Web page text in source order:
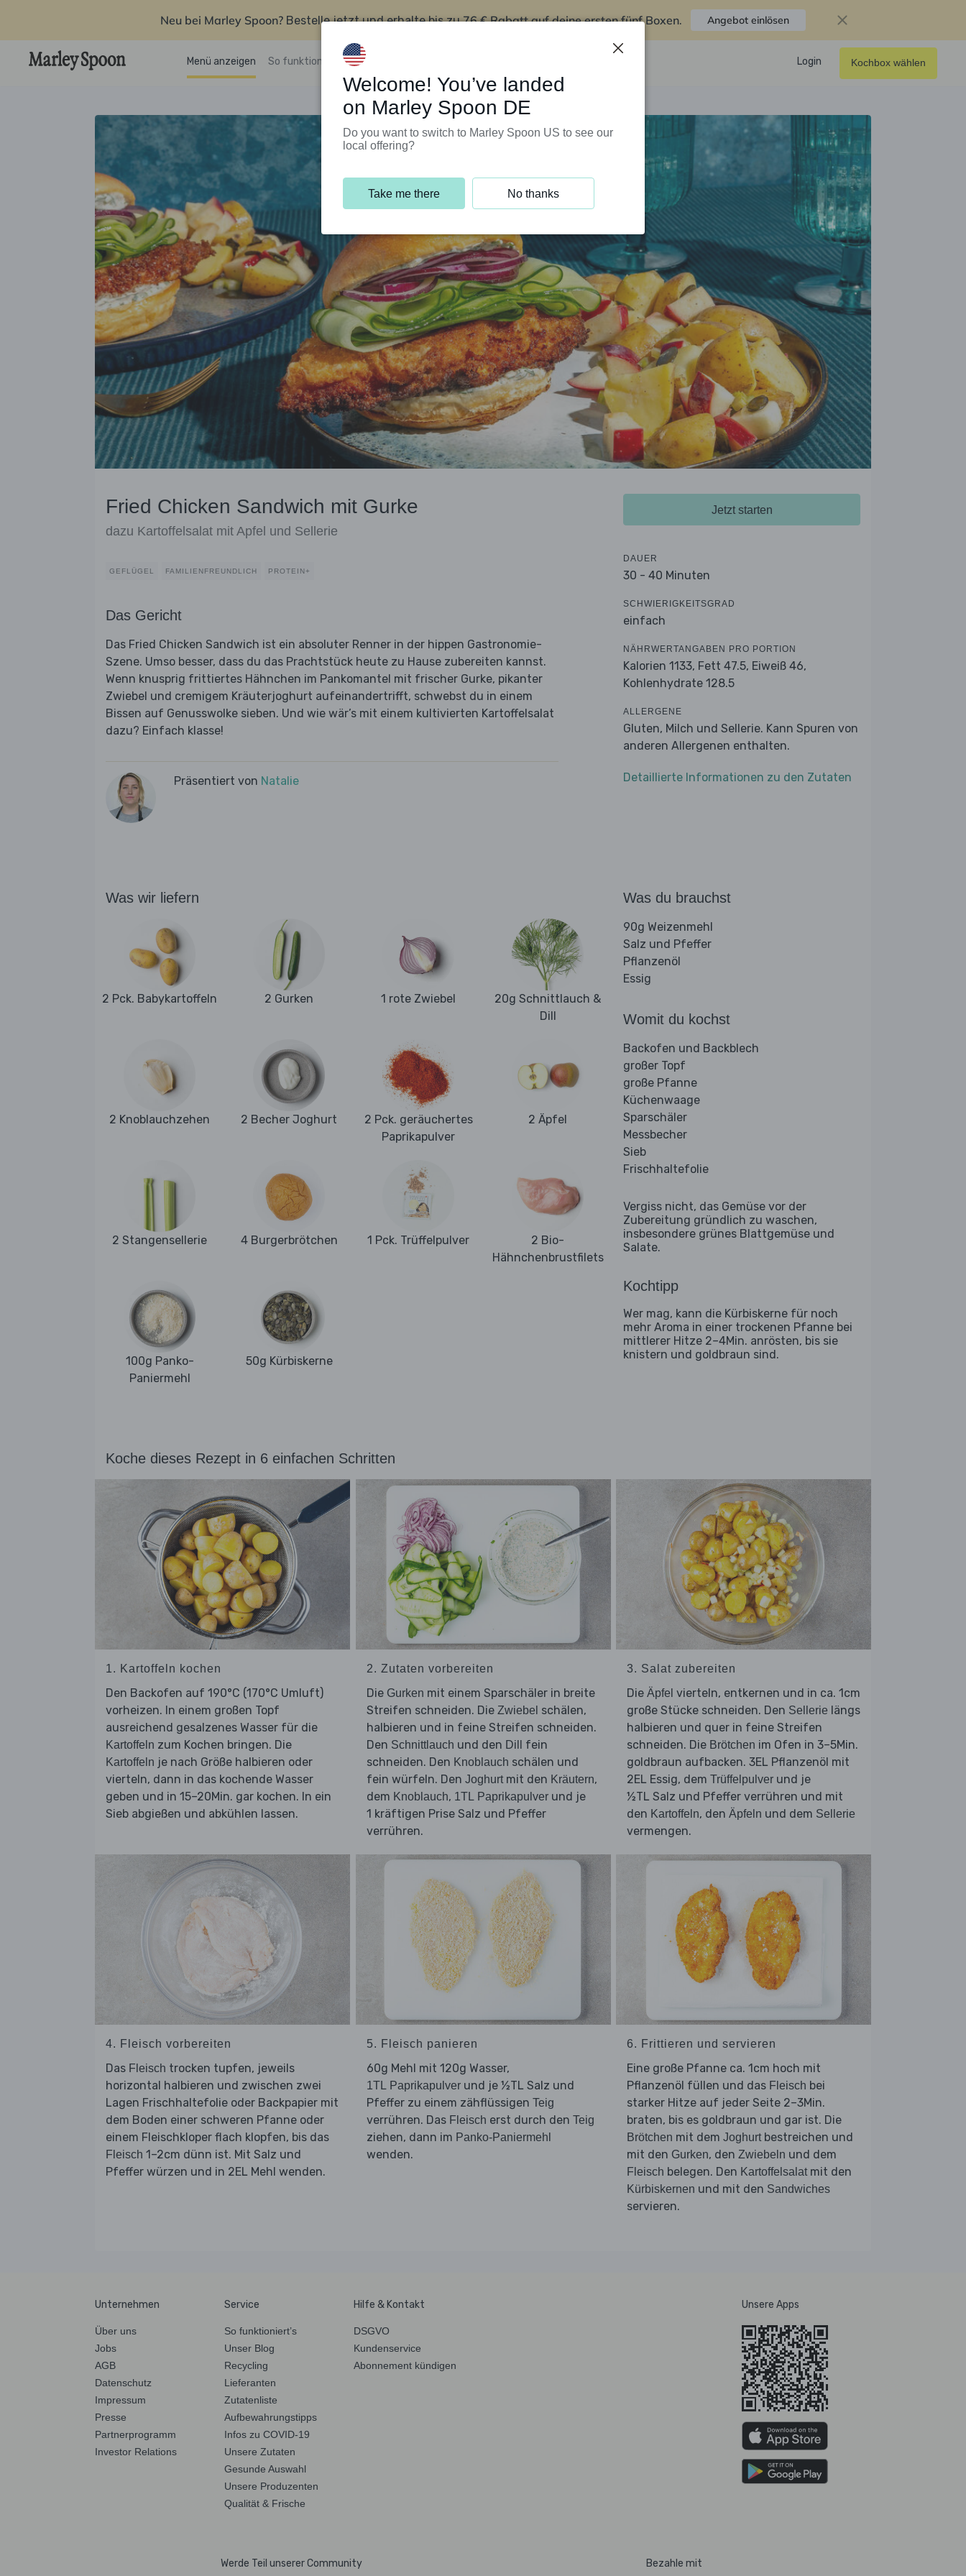
Neu bei Marley Spoon? Bestelle jetzt und erhalte bis zu76 € Rabatt auf deine ersten fünf Boxen. Angebot einlösen
Menü anzeigen So funktioniert’s Kundenservice Login Kochbox wählen
Fried Chicken Sandwich mit Gurke
dazu Kartoffelsalat mit Apfel und Sellerie
GEFLÜGEL FAMILIENFREUNDLICH PROTEIN+
Das Gericht
Das Fried Chicken Sandwich ist ein absoluter Renner in der hippen Gastronomie-
Szene. Umso besser, dass du das Prachtstück heute zu Hause zubereiten kannst.
Wenn knusprig frittiertes Hähnchen im Pankomantel mit frischer Gurke, pikanter
Zwiebel und cremigem Kräuterjoghurt aufeinandertrifft, schwebst du in einem
Bissen auf Genusswolke sieben. Und wie wär’s mit einem kultivierten Kartoffelsalat
dazu? Einfach klasse!
Präsentiert von Natalie
Jetzt starten
DAUER
30 - 40 Minuten
SCHWIERIGKEITSGRAD
einfach
NÄHRWERTANGABEN PRO PORTION
Kalorien 1133, Fett 47.5, Eiweiß 46,
Kohlenhydrate 128.5
ALLERGENE
Gluten, Milch und Sellerie. Kann Spuren von
anderen Allergenen enthalten.
Detaillierte Informationen zu den Zutaten
Was wir liefern
2 Pck. Babykartoffeln 2 Gurken 1 rote Zwiebel
20g Schnittlauch &
Dill
2 Knoblauchzehen 2 Becher Joghurt
2 Pck. geräuchertes
Paprikapulver
2 Äpfel
2 Stangensellerie 4 Burgerbrötchen 1 Pck. Trüffelpulver
2 Bio-
Hähnchenbrustfilets
100g Panko-
Paniermehl
50g Kürbiskerne
Was du brauchst
90g Weizenmehl
Salz und Pfeffer
Pflanzenöl
Essig
Womit du kochst
Backofen und Backblech
großer Topf
große Pfanne
Küchenwaage
Sparschäler
Messbecher
Sieb
Frischhaltefolie
Vergiss nicht, das Gemüse vor der
Zubereitung gründlich zu waschen,
insbesondere grünes Blattgemüse und
Salate.
Kochtipp
Wer mag, kann die Kürbiskerne für noch
mehr Aroma in einer trockenen Pfanne bei
mittlerer Hitze 2–4Min. anrösten, bis sie
knistern und goldbraun sind.
Koche dieses Rezept in 6 einfachen Schritten
1. Kartoffeln kochen
Den Backofen auf 190°C (170°C Umluft)
vorheizen. In einem großen Topf
ausreichend gesalzenes Wasser für die
Kartoffeln zum Kochen bringen. Die
Kartoffeln je nach Größe halbieren oder
vierteln, dann in das kochende Wasser
geben und in 15–20Min. gar kochen. In ein
Sieb abgießen und abkühlen lassen.
2. Zutaten vorbereiten
Die Gurken mit einem Sparschäler in breite
Streifen schneiden. Die Zwiebel schälen,
halbieren und in feine Streifen schneiden.
Den Schnittlauch und den Dill
fein
schneiden. Den Knoblauch schälen und
fein würfeln. Den Joghurtmit den Kräutern,
dem Knoblauch, 1TL Paprikapulverund je
1 kräftigen Prise Salz und Pfeffer
verrühren.
3. Salat zubereiten
Die Äpfel vierteln, entkernen und in ca. 1cm
große Stücke schneiden. Den Sellerie längs
halbieren und quer in feine Streifen
schneiden. Die Brötchen im Ofen in 3–5Min.
goldbraun aufbacken. 3EL Pflanzenöl mit
2EL Essig, dem Trüffelpulver und je
½TL Salz und Pfeffer verrühren und mit
den Kartoffeln, den Äpfeln und dem Sellerie
vermengen.
4. Fleisch vorbereiten
Das Fleisch trocken tupfen, jeweils
horizontal halbieren und zwischen zwei
Lagen Frischhaltefolie oder Backpapier mit
dem Boden einer schweren Pfanne oder
einem Fleischkloper flach klopfen, bis das
Fleisch 1–2cm dünn ist. Mit Salz und
Pfeffer würzen und in 2EL Mehl wenden.
5. Fleisch panieren
60g Mehl mit 120g Wasser,
1TL Paprikapulverund je ½TL Salz und
Pfeffer zu einem zähflüssigen Teig
verrühren. Das Fleisch erst durch den Teig
ziehen, dann im Panko-Paniermehl
wenden.
6. Frittieren und servieren
Eine große Pfanne ca. 1cm hoch mit
Pflanzenöl füllen und das Fleisch bei
starker Hitze auf jeder Seite 2–3Min.
braten, bis es goldbraun und gar ist. Die
Brötchen mit dem Joghurt bestreichen und
mit den Gurken, den Zwiebeln und dem
Fleisch belegen. Den Kartoffelsalat mit den
Kürbiskernen und mit den Sandwiches
servieren.
Unternehmen
Über uns
Jobs
AGB
Datenschutz
Impressum
Presse
Partnerprogramm
Investor Relations
Service
So funktioniert’s
Unser Blog
Recycling
Lieferanten
Zutatenliste
Aufbewahrungstipps
Infos zu COVID-19
Unsere Zutaten
Gesunde Auswahl
Unsere Produzenten
Qualität & Frische
Hilfe & Kontakt
DSGVO
Kundenservice
Abonnement kündigen
Unsere Apps
Werde Teil unserer Community Bezahle mit
Welcome! You’ve landed
on Marley Spoon DE
Do you want to switch to Marley Spoon US to see our
local offering?
Take me there No thanks